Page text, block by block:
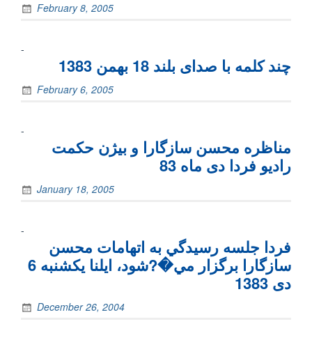
February 8, 2005
-
چند کلمه با صدای بلند 18 بهمن 1383
February 6, 2005
-
مناظره محسن سازگارا و بيژن حکمت
رادیو فردا دی ماه 83
January 18, 2005
-
فردا جلسه رسيدگي به اتهامات محسن
سازگارا برگزار مي‌�?شود، ايلنا یکشنبه 6
دی 1383
December 26, 2004